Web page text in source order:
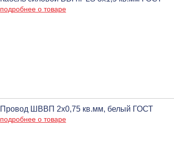
подробнее о товаре
Провод ШВВП 2х0,75 кв.мм, белый ГОСТ
подробнее о товаре